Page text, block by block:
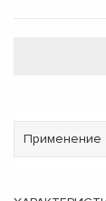
Применение